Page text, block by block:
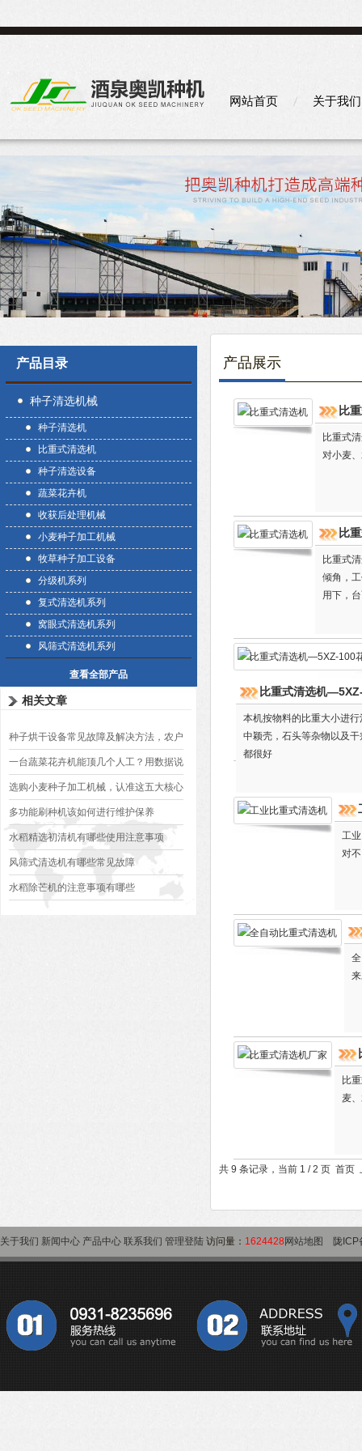
网站首页 关于我们
产品目录
种子清选机械
种子清选机
比重式清选机
种子清选设备
蔬菜花卉机
收获后处理机械
小麦种子加工机械
牧草种子加工设备
分级机系列
复式清选机系列
窝眼式清选机系列
风筛式清选机系列
查看全部产品
相关文章
种子烘干设备常见故障及解决方法，农户
必看
一台蔬菜花卉机能顶几个人工？用数据说
话
选购小麦种子加工机械，认准这五大核心
部件，用十年不出大问题
多功能刷种机该如何进行维护保养
水稻精选初清机有哪些使用注意事项
风筛式清选机有哪些常见故障
水稻除芒机的注意事项有哪些
产品展示
比
比重式
对小麦
比
比重式
倾角，
用下，
比重式清选机
本机按物料的比重大小进
中颖壳，石头等杂物以及
都很好
工
对
比
麦
共 9 条记录，当前 1 / 2 页 首
关于我们 新闻中心 产品中心 联系我们 管理登陆 访问量： 1624428 网站地图 陇